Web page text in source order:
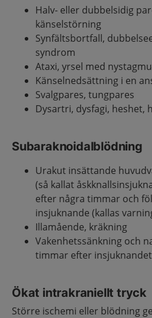
Halv- eller dubbelsidig
känselstörning
Synfältsbortfall,
syndrom
Ataxi, yrsel med
Känselnedsättning i en
Svalgpares, tungpares
Dysartri, dysfagi, heshet,
Subaraknoidalblödning
Urakut insättande
(så kallat
efter några timmar och
insjuknande (kallas
Illamående, kräkning
Vakenhetssänkning och
timmar efter
Ökat intrakraniellt tryck
Större ischemi eller blödning